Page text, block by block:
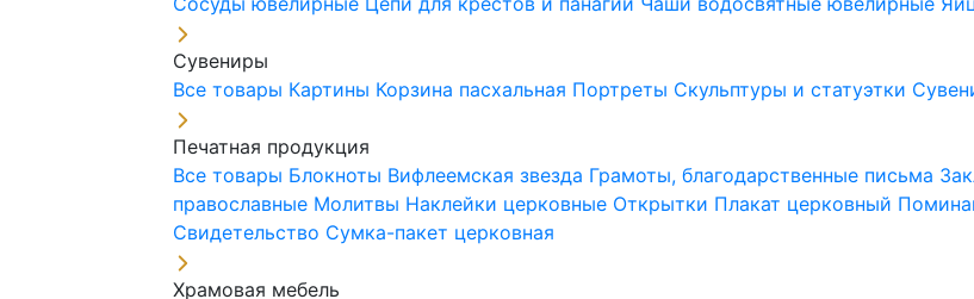
Сувениры
Все товары Картины Корзина пасхальная Портреты Скульптуры и статуэтки
Печатная продукция
Все товары Блокноты Вифлеемская звезда Грамоты, благодарственные письма
православные Молитвы Наклейки церковные Открытки Плакат церковный
Свидетельство Сумка-пакет церковная
Храмовая мебель